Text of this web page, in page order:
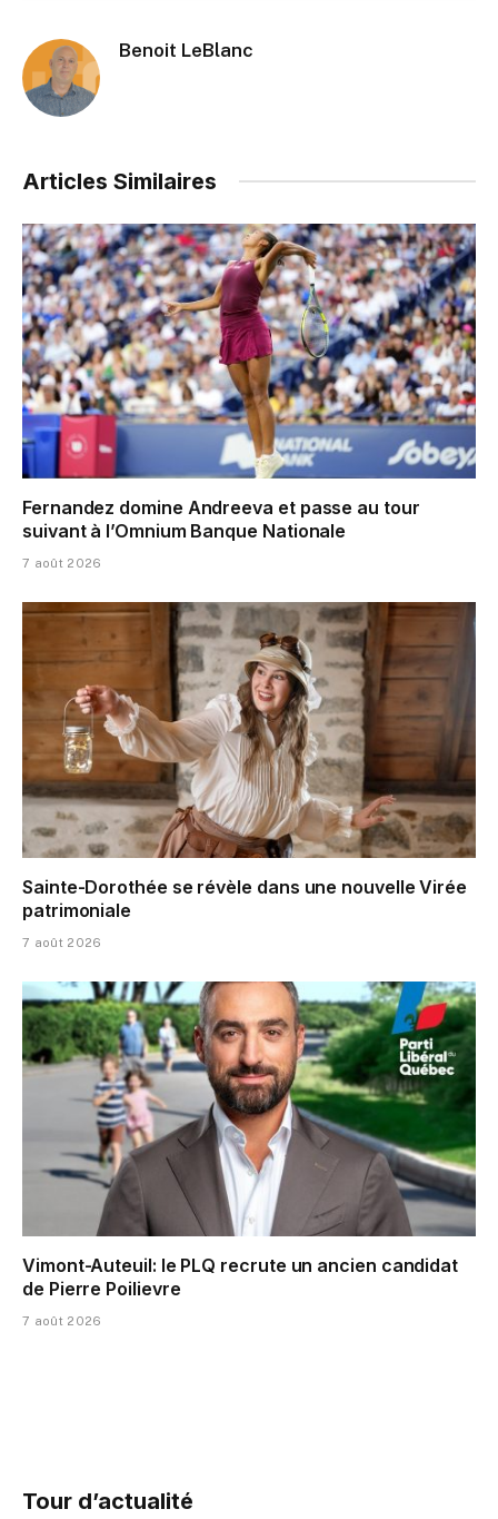
Benoit LeBlanc
Articles Similaires
Fernandez domine Andreeva et passe au tour
suivant à l’Omnium Banque Nationale
7 août 2026
Sainte-Dorothée se révèle dans une nouvelle Virée
patrimoniale
7 août 2026
Vimont-Auteuil: le PLQ recrute un ancien candidat
de Pierre Poilievre
7 août 2026
Tour d’actualité